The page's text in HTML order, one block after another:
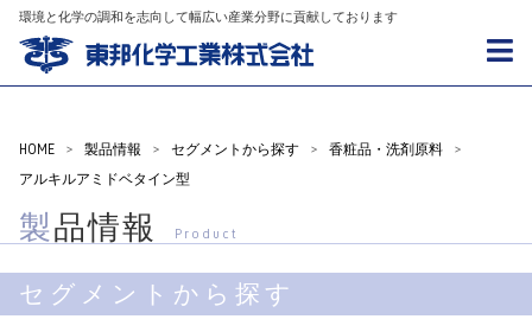
環境と化学の調和を志向して幅広い産業分野に貢献しております
HOME > 製品情報 > セグメントから探す > 香粧品・洗剤原料
>
アルキルアミドベタイン型
製品情報 Product
セグメントから探す